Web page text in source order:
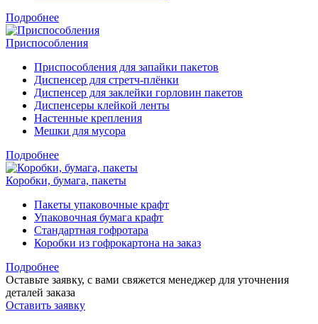
Подробнее
Приспособления
Приспособления для запайки пакетов
Диспенсер для стретч-плёнки
Диспенсер для заклейки горловин пакетов
Диспенсеры клейкой ленты
Настенные крепления
Мешки для мусора
Подробнее
Коробки, бумага, пакеты
Пакеты упаковочные крафт
Упаковочная бумага крафт
Стандартная гофротара
Коробки из гофрокартона на заказ
Подробнее
Оставьте заявку, с вами свяжется менеджер для уточнения
деталей заказа
Оставить заявку